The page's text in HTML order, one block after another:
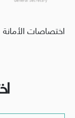
اختصاصات الأمانة